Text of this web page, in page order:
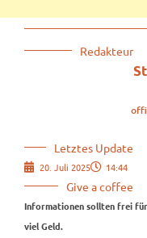
Redakteur
Letztes Update
20. Juli 2025 14:44
Give a coffee
Informationen sollten frei
viel Geld.